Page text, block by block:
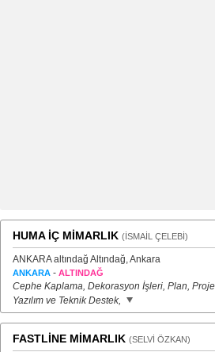
HUMA İÇ MİMARLIK (İSMAİL ÇELEBİ)
ANKARA altındağ Altındağ, Ankara
ANKARA - ALTINDAĞ
Cephe Kaplama, Dekorasyon İşleri, Plan, Proje
Yazılım ve Teknik Destek,
FASTLİNE MİMARLIK (SELVİ ÖZKAN)